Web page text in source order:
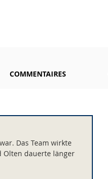
COMMENTAIRES
Das Team wirkte
Olten dauerte länger